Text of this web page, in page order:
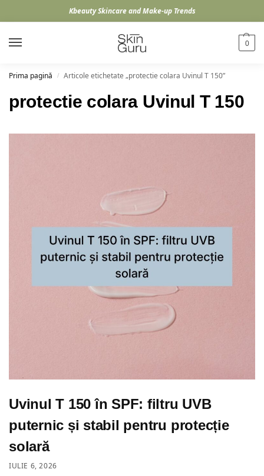
Kbeauty Skincare and Make-up Trends
0
Prima pagină / Articole etichetate „protectie colara Uvinul T 150”
protectie colara Uvinul T 150
Uvinul T 150 în SPF: filtru UVB
puternic și stabil pentru protecție
solară
IULIE 6, 2026